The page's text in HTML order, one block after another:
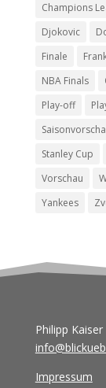
Champions
Djokovic
Finale
NBA Finals
Play-off
Stanley Cup
Vorschau
Yankees
Philipp Kaiser
Impressum